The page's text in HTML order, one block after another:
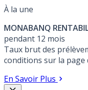
À la une
MONABANQ
pendant 12 mois
Taux brut des
conditions sur la page
En Savoir Plus